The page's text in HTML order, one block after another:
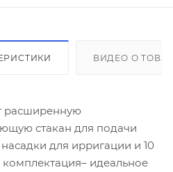
ВИДЕО О
расширенную
стакан для подачи
для ирригации и 10
идеальное